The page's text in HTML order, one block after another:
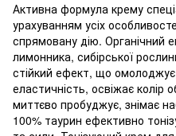
Активна формула крему
урахуванням усіх
спрямовану дію. Органічний
лимонника, сибірської
стійкий ефект, що
еластичність, освіжає
миттєво пробуджує, знімає
100% таурин ефективно